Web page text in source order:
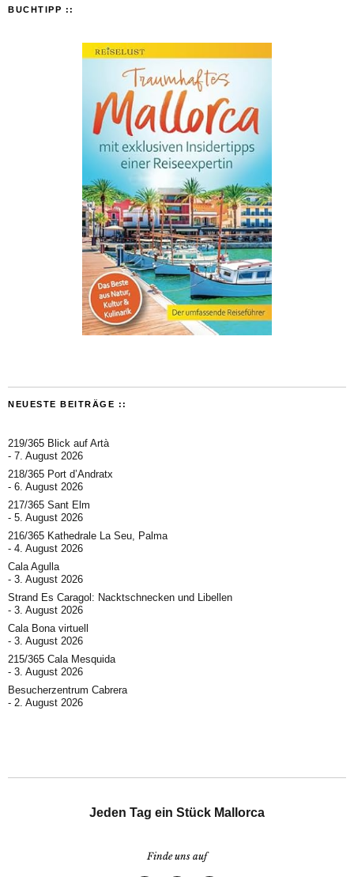
BUCHTIPP ::
NEUESTE BEITRÄGE ::
219/365 Blick auf Artà
7. August 2026
218/365 Port d’Andratx
6. August 2026
217/365 Sant Elm
5. August 2026
216/365 Kathedrale La Seu, Palma
4. August 2026
Cala Agulla
3. August 2026
Strand Es Caragol: Nacktschnecken und Libellen
3. August 2026
Cala Bona virtuell
3. August 2026
215/365 Cala Mesquida
3. August 2026
Besucherzentrum Cabrera
2. August 2026
Jeden Tag ein Stück Mallorca
Finde uns auf